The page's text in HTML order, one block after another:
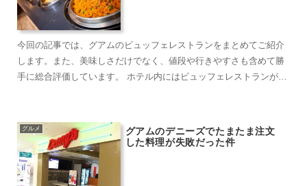
今回の記事では、グアムのビュッフェレストランをまとめてご紹介
します。また、美味しさだけでなく、値段や行きやすさも含めて勝
手に総合評価しています。 ホテル内にはビュッフェレストランがあ
グルメ
グアムのデニーズでたまたま注文
した料理が失敗だった件